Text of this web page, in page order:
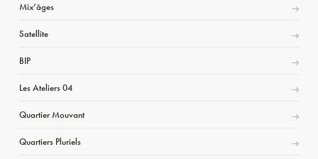
Mix’âges
Satellite
BIP
Les Ateliers 04
Quartier Mouvant
Quartiers Pluriels